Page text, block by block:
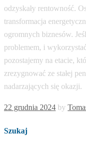
odzyskały rentowność.
transformacja
ogromnych biznesów.
problemem, i
pozostajemy na etacie,
zrezygnować ze stałej
nadarzających się okazji.
22 grudnia 2024 by
Szukaj